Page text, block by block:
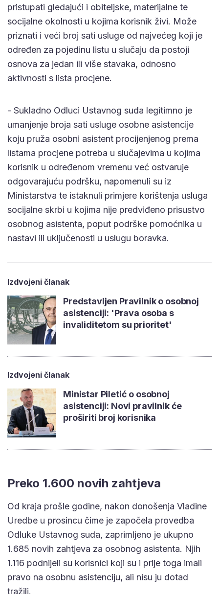
pristupati gledajući i obiteljske, materijalne te
socijalne okolnosti u kojima korisnik živi. Može
priznati i veći broj sati usluge od najvećeg koji je
određen za pojedinu listu u slučaju da postoji
osnova za jedan ili više stavaka, odnosno
aktivnosti s lista procjene.
- Sukladno Odluci Ustavnog suda legitimno je
umanjenje broja sati usluge osobne asistencije
koju pruža osobni asistent procijenjenog prema
listama procjene potreba u slučajevima u kojima
korisnik u određenom vremenu već ostvaruje
odgovarajuću podršku, napomenuli su iz
Ministarstva te istaknuli primjere korištenja usluga
socijalne skrbi u kojima nije predviđeno prisustvo
osobnog asistenta, poput podrške pomoćnika u
nastavi ili uključenosti u uslugu boravka.
Izdvojeni članak
Predstavljen Pravilnik o osobnoj
asistenciji: 'Prava osoba s
invaliditetom su prioritet'
Izdvojeni članak
Ministar Piletić o osobnoj
asistenciji: Novi pravilnik će
proširiti broj korisnika
Preko 1.600 novih zahtjeva
Od kraja prošle godine, nakon donošenja Vladine
Uredbe u prosincu čime je započela provedba
Odluke Ustavnog suda, zaprimljeno je ukupno
1.685 novih zahtjeva za osobnog asistenta. Njih
1.116 podnijeli su korisnici koji su i prije toga imali
pravo na osobnu asistenciju, ali nisu ju dotad
tražili.